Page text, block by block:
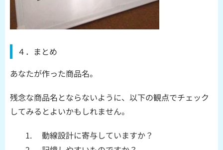
４．まとめ
あなたが作った商品名。
残念な商品名とならないように、以下の観点でチェック
してみるとよいかもしれません。
動線設計に寄与していますか？